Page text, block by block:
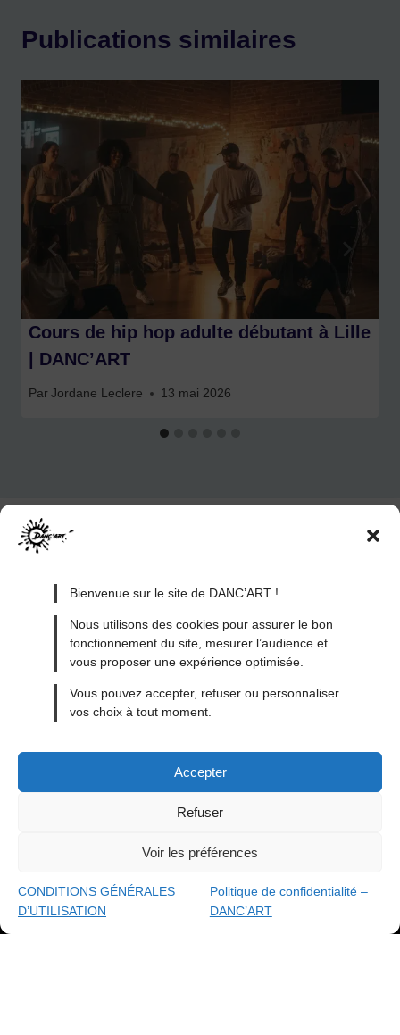
Bienvenue sur le site de DANC’ART !
Nous utilisons des cookies pour assurer le bon
fonctionnement du site, mesurer l’audience et
vous proposer une expérience optimisée.
Vous pouvez accepter, refuser ou personnaliser
vos choix à tout moment.
Accepter
Refuser
Voir les préférences
CONDITIONS GÉNÉRALES
D’UTILISATION
Politique de confidentialité –
DANC’ART
Publications similaires
Cours de hip hop adulte débutant à Lille
| DANC’ART
Par Jordane Leclere 13 mai 2026
MENTIONS LÉGALES
CONDITIONS GÉNÉRALES DE VENTE
CONDITIONS GÉNÉRALES D’UTILISATION
CONTACT
By ACAB© 2026
DANC'ART